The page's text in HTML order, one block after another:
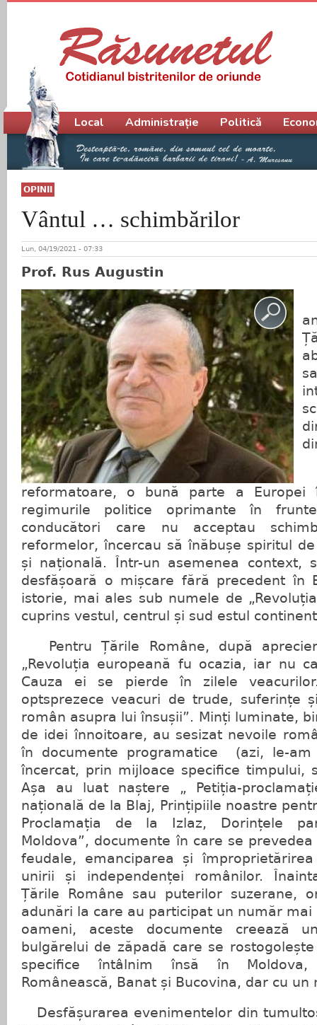
OPINII
Vântul … schimbărilor
Lun, 04/19/2021 - 07:33
Prof. Rus Augustin
reformatoare, o bună parte a Europei
regimurile politice oprimante în
conducători care nu acceptau
reformelor, încercau să înăbușe spiritul
și națională. Într-un asemenea context,
desfășoară o mișcare fără precedent în
istorie, mai ales sub numele de
cuprins vestul, centrul și sud estul
Pentru Țările Române, după
„Revoluția europeană fu ocazia, iar
Cauza ei se pierde în zilele
optsprezece veacuri de trude, suferințe
român asupra lui însușii”. Minți luminate,
de idei înnoitoare, au sesizat nevoile
în documente programatice (azi, le-
încercat, prin mijloace specifice timpului,
Așa au luat naștere „ Petiția-
națională de la Blaj, Prințipiile noastre
Proclamația de la Izlaz, Dorințele
Moldova”, documente în care se
feudale, emanciparea și
unirii și independenței românilor.
Țările Române sau puterilor suzerane,
adunări la care au participat un număr
oameni, aceste documente creează
bulgărelui de zăpadă care se
specifice întâlnim însă în Moldova,
Românească, Banat și Bucovina, dar cu
Desfășurarea evenimentelor din
Meniu principal
Local Administrație Politică